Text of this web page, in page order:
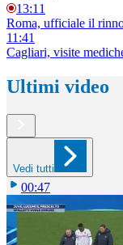
13:11
Roma, ufficiale il
11:41
Cagliari, visite
Ultimi video
Vedi tutti
00:47